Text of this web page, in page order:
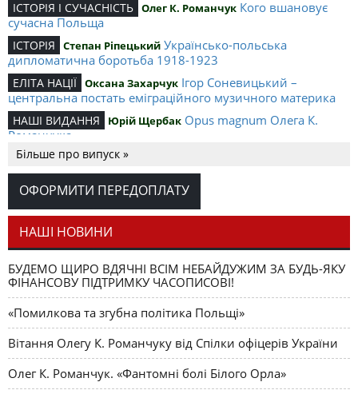
ІСТОРІЯ І СУЧАСНІСТЬ Олег К. Романчук Кого вшановує
сучасна Польща
ІСТОРІЯ Степан Ріпецький Українсько-польська
дипломатична боротьба 1918-1923
ЕЛІТА НАЦІЇ Оксана Захарчук Ігор Соневицький –
центральна постать еміграційного музичного материка
НАШІ ВИДАННЯ Юрій Щербак Opus magnum Олега К.
Романчука
РЕЦЕНЗІЇ Петро Іванишин
Романчука
СЛОВО РЕДАКЦІЙНЕ Олег К. Романчук
як уособлення української політстратегії й тактики
Більше про випуск »
ОФОРМИТИ ПЕРЕДОПЛАТУ
НАШІ НОВИНИ
БУДЕМО ЩИРО ВДЯЧНІ ВСІМ НЕБАЙДУЖИМ ЗА БУДЬ-ЯКУ
ФІНАНСОВУ ПІДТРИМКУ ЧАСОПИСОВІ!
«Помилкова та згубна політика Польщі»
Вітання Олегу К. Романчуку від Спілки офіцерів України
Олег К. Романчук. «Фантомні болі Білого Орла»